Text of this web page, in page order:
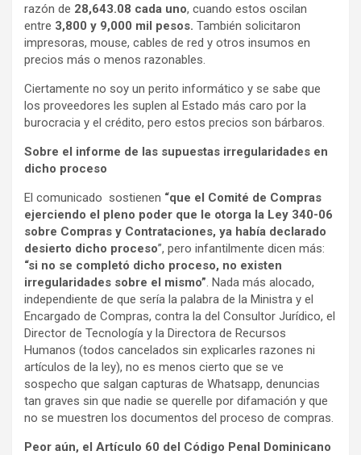
razón de 28,643.08 cada uno, cuando estos oscilan
entre 3,800 y 9,000 mil pesos. También solicitaron
impresoras, mouse, cables de red y otros insumos en
precios más o menos razonables.
Ciertamente no soy un perito informático y se sabe que
los proveedores les suplen al Estado más caro por la
burocracia y el crédito, pero estos precios son bárbaros.
Sobre el informe de las supuestas irregularidades en
dicho proceso
El comunicado sostienen “que el Comité de Compras
ejerciendo el pleno poder que le otorga la Ley 340-06
sobre Compras y Contrataciones, ya había declarado
desierto dicho proceso”, pero infantilmente dicen más:
“si no se completó dicho proceso, no existen
irregularidades sobre el mismo”. Nada más alocado,
independiente de que sería la palabra de la Ministra y el
Encargado de Compras, contra la del Consultor Jurídico, el
Director de Tecnología y la Directora de Recursos
Humanos (todos cancelados sin explicarles razones ni
artículos de la ley), no es menos cierto que se ve
sospecho que salgan capturas de Whatsapp, denuncias
tan graves sin que nadie se querelle por difamación y que
no se muestren los documentos del proceso de compras.
Peor aún, el Artículo 60 del Código Penal Dominicano